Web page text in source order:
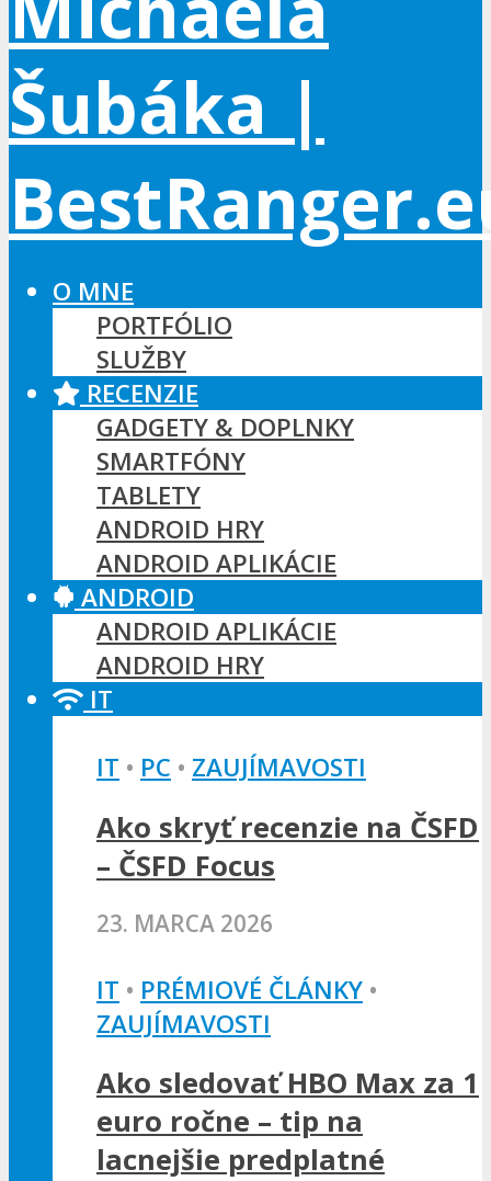
O MNE
PORTFÓLIO
SLUŽBY
RECENZIE
GADGETY & DOPLNKY
SMARTFÓNY
TABLETY
ANDROID HRY
ANDROID APLIKÁCIE
ANDROID
ANDROID APLIKÁCIE
ANDROID HRY
IT
IT • PC • ZAUJÍMAVOSTI
Ako skryť recenzie na ČSFD
– ČSFD Focus
23. MARCA 2026
IT • PRÉMIOVÉ ČLÁNKY •
ZAUJÍMAVOSTI
Ako sledovať HBO Max za 1
euro ročne – tip na
lacnejšie predplatné